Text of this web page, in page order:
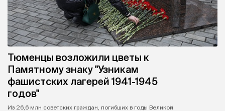
Тюменцы возложили цветы к
Памятному знаку "Узникам
фашистских лагерей 1941-1945
годов"
Из 26,6 млн советских граждан, погибших в годы Великой